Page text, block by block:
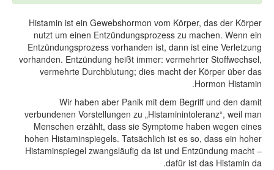
Histamin ist ein Gewebshormon vom Körper, das der Körper
nutzt um einen Entzündungsprozess zu machen. Wenn ein
Entzündungsprozess vorhanden ist, dann ist eine Verletzung
vorhanden. Entzündung heißt immer: vermehrter Stoffwechsel,
vermehrte Durchblutung; dies macht der Körper über das
Hormon Histamin.
Wir haben aber Panik mit dem Begriff und den damit
verbundenen Vorstellungen zu „Histaminintoleranz“, weil man
Menschen erzählt, dass sie Symptome haben wegen eines
hohen Histaminspiegels. Tatsächlich ist es so, dass ein hoher
Histaminspiegel zwangsläufig da ist und Entzündung macht –
dafür ist das Histamin da.